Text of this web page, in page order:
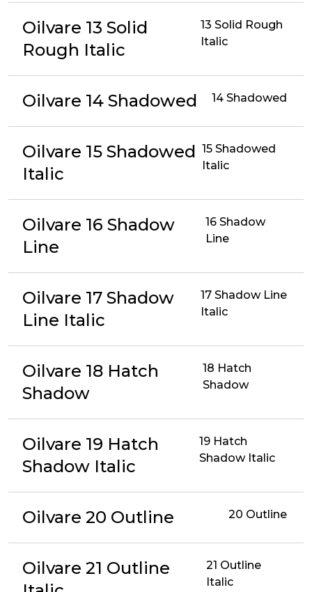
Oilvare 13 Solid
Rough Italic
13 Solid Rough
Italic
Oilvare 14 Shadowed 14 Shadowed
Oilvare 15 Shadowed
Italic
15 Shadowed
Italic
Oilvare 16 Shadow
Line
16 Shadow
Line
Oilvare 17 Shadow
Line Italic
17 Shadow Line
Italic
Oilvare 18 Hatch
Shadow
18 Hatch
Shadow
Oilvare 19 Hatch
Shadow Italic
19 Hatch
Shadow Italic
Oilvare 20 Outline 20 Outline
Oilvare 21 Outline
21 Outline
Italic